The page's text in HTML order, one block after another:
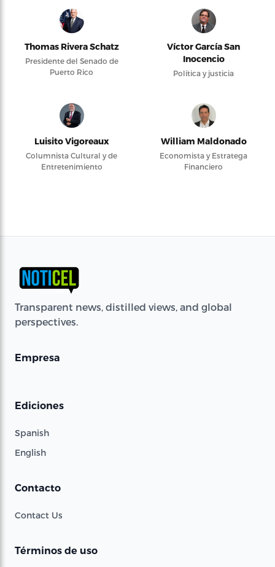
Thomas Rivera Schatz
Presidente del Senado de
Puerto Rico
Víctor García San
Inocencio
Política y justicia
Luisito Vigoreaux
Columnista Cultural y de
Entretenimiento
William Maldonado
Economista y Estratega
Financiero
Transparent news, distilled views, and global
perspectives.
Empresa
Ediciones
Spanish
English
Contacto
Contact Us
Términos de uso